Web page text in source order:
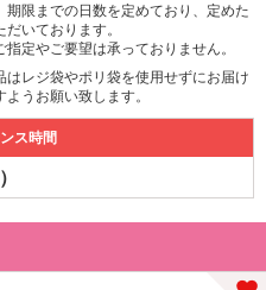
限までの日数を定めており、定めた
いております。
定やご要望は承っておりません。
レジ袋やポリ袋を使用せずにお届け
うお願い致します。
ス時間